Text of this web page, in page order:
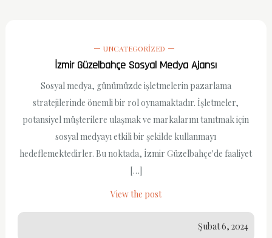
UNCATEGORIZED
İzmir Güzelbahçe Sosyal Medya Ajansı
Sosyal medya, günümüzde işletmelerin pazarlama
stratejilerinde önemli bir rol oynamaktadır. İşletmeler,
potansiyel müşterilere ulaşmak ve markalarını tanıtmak için
sosyal medyayı etkili bir şekilde kullanmayı
hedeflemektedirler. Bu noktada, İzmir Güzelbahçe'de faaliyet
[…]
View the post
Şubat 6, 2024